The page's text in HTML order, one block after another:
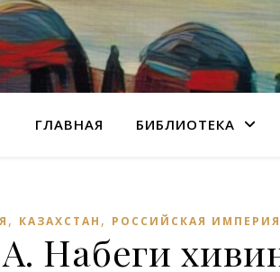
ГЛАВНАЯ БИБЛИОТЕКА
, КАЗАХСТАН , РОССИЙСКАЯ ИМПЕРИЯ
Набеги